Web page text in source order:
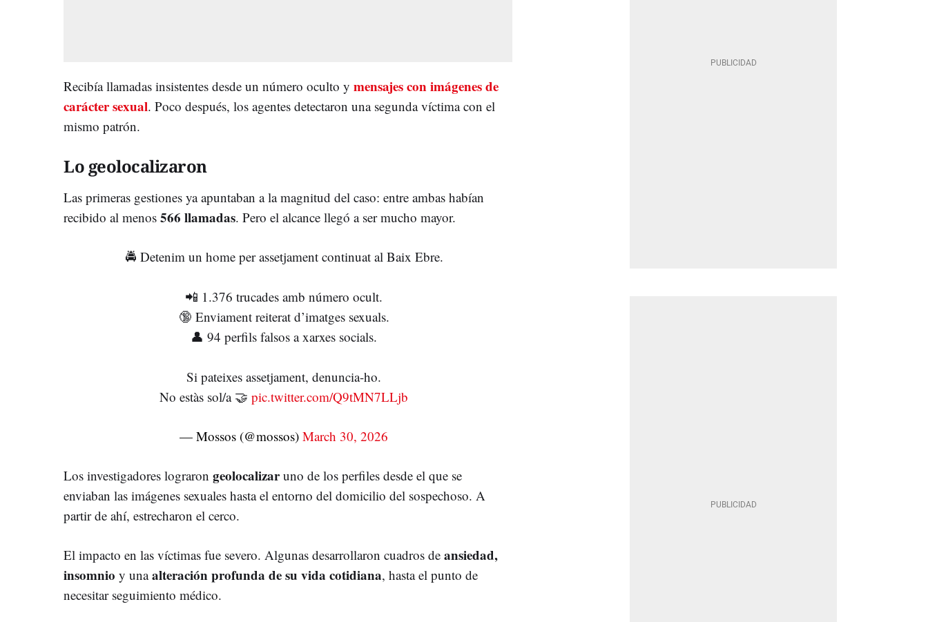
Recibía llamadas insistentes desde un número oculto y mensajes con imágenes de
carácter sexual. Poco después, los agentes detectaron una segunda víctima con el
mismo patrón.
Lo geolocalizaron
Las primeras gestiones ya apuntaban a la magnitud del caso: entre ambas habían
recibido al menos 566 llamadas. Pero el alcance llegó a ser mucho mayor.
🚔 Detenim un home per assetjament continuat al Baix Ebre.
📲 1.376 trucades amb número ocult.
🔞 Enviament reiterat d’imatges sexuals.
👤 94 perfils falsos a xarxes socials.
Si pateixes assetjament, denuncia-ho.
No estàs sol/a 🤝pic.twitter.com/Q9tMN7LLjb
— Mossos (@mossos)March 30, 2026
Los investigadores lograron geolocalizaruno de los perfiles desde el que se
enviaban las imágenes sexuales hasta el entorno del domicilio del sospechoso. A
partir de ahí, estrecharon el cerco.
El impacto en las víctimas fue severo. Algunas desarrollaron cuadros de ansiedad,
insomnio y unaalteración profunda de su vida cotidiana, hasta el punto de
necesitar seguimiento médico.